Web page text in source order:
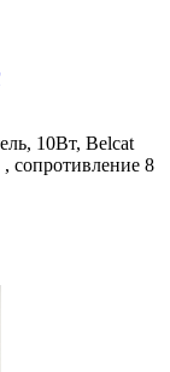
10Вт, Belcat
сопротивление 8